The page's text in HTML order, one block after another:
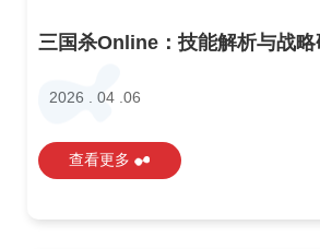
三国杀Online：技能解析与战略
2026 . 04 .06
查看更多